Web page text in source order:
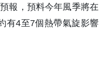
報，預料今年風季將在
有4至7個熱帶氣旋影響